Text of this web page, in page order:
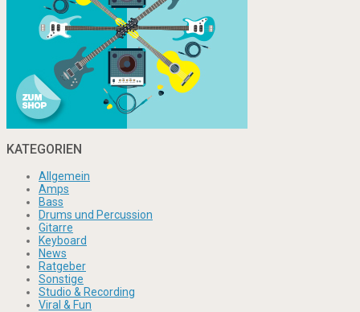
KATEGORIEN
Allgemein
Amps
Bass
Drums und Percussion
Gitarre
Keyboard
News
Ratgeber
Sonstige
Studio & Recording
Viral & Fun